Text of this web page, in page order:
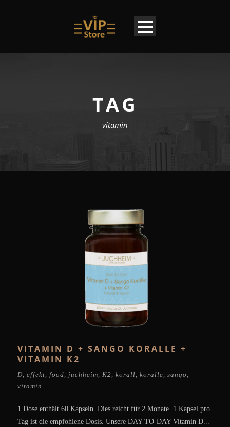
TAG
vitamin
VITAMIN D + SANGO KORALLE +
VITAMIN K2
D effekt food juchheim K2 korall koralle sango
vitamin
1 Dose enthält 60 Kapseln. Dies reicht für 2 Monate. 1 Kapsel pro
Tag ist die empfohlene Dosis. Unsere DAY-TO-DAY Vitamin D...